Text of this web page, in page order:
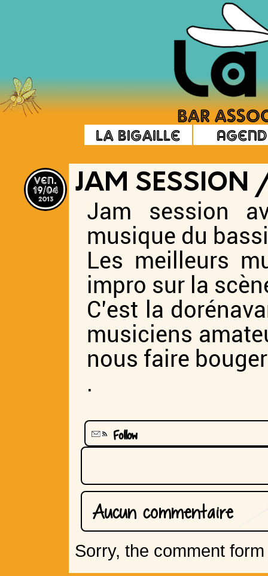
La Bigaille
ven.
19/04
2013
JAM SESSION
Jam session
musique du
Les meilleurs
impro sur la
C’est la
musiciens
nous faire
.
Follow
Aucun commentaire
Sorry, the comment